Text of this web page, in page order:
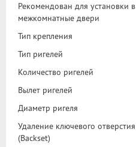
Рекомендован для установки в
межкомнатные двери
Тип крепления
Тип ригелей
Количество ригелей
Вылет ригелей
Диаметр ригеля
Удаление ключевого отверстия
(Backset)